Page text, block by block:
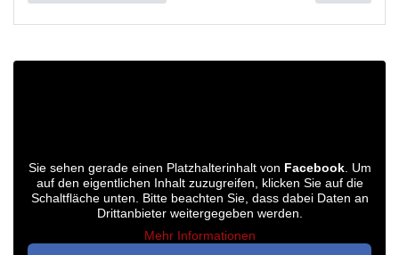
Sie sehen gerade einen Platzhalterinhalt von Facebook. Um
auf den eigentlichen Inhalt zuzugreifen, klicken Sie auf die
Schaltfläche unten. Bitte beachten Sie, dass dabei Daten an
Drittanbieter weitergegeben werden.
Mehr Informationen